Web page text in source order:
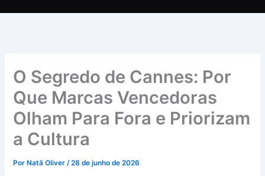
O Segredo de Cannes: Por
Que Marcas Vencedoras
Olham Para Fora e Priorizam
a Cultura
Por Natã Oliver/28 de junho de 2026